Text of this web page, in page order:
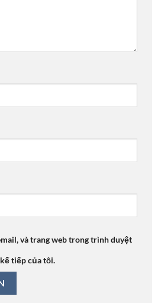
và trang web trong trình duyệt
tiếp của tôi.